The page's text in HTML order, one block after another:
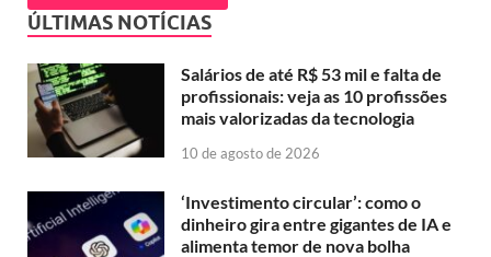
ÚLTIMAS NOTÍCIAS
Salários de até R$ 53 mil e falta de
profissionais: veja as 10 profissões
mais valorizadas da tecnologia
10 de agosto de 2026
‘Investimento circular’: como o
dinheiro gira entre gigantes de IA e
alimenta temor de nova bolha